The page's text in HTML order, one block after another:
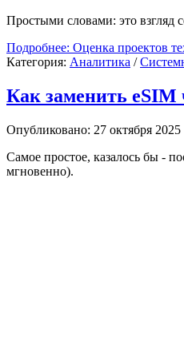
Простыми словами: это взгляд
Подробнее: Оценка проектов
Категория: Аналитика /
Как заменить
Опубликовано: 27 октября 2025
Самое простое, казалось бы -
мгновенно).